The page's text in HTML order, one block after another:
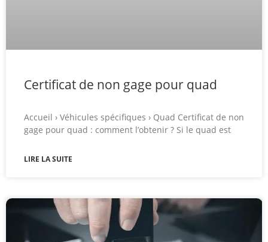
Certificat de non gage pour quad
Accueil › Véhicules spécifiques › Quad Certificat de non
gage pour quad : comment l’obtenir ? Si le quad est
LIRE LA SUITE